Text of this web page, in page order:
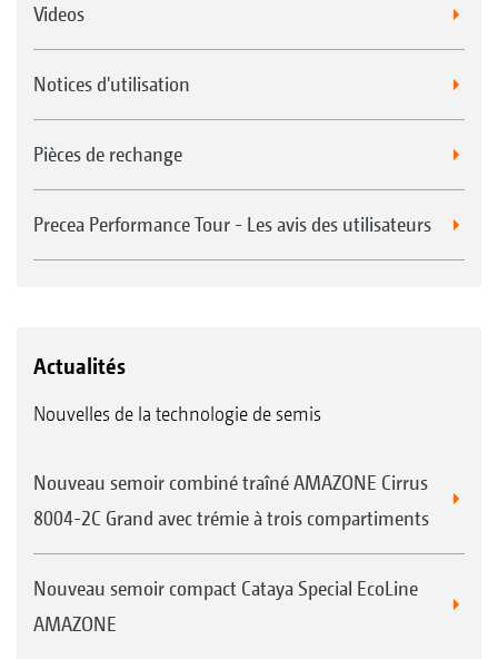
Videos
Notices d'utilisation
Pièces de rechange
Precea Performance Tour - Les avis des utilisateurs
Actualités
Nouvelles de la technologie de semis
Nouveau semoir combiné traîné AMAZONE Cirrus
8004-2C Grand avec trémie à trois compartiments
Nouveau semoir compact Cataya Special EcoLine
AMAZONE